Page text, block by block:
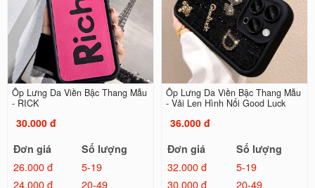
Ốp Lưng Da Viền Bậc Thang Mẫu
- RICK
30.000 đ
Đơn giá
Số lượng
26.000 đ
5-19
24.000 đ
20-49
Ốp Lưng Da Viền Bậc Thang Mẫu
- Vải Len Hình Nổi Good Luck
36.000 đ
Đơn giá
Số lượng
32.000 đ
5-19
30.000 đ
20-49